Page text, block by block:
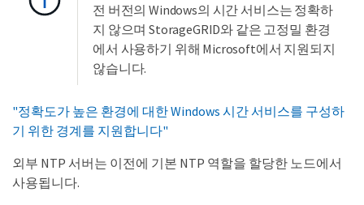
전 버전의 Windows의 시간 서비스는 정확하
지 않으며 StorageGRID와 같은 고정밀 환경
에서 사용하기 위해 Microsoft에서 지원되지
않습니다.
"정확도가 높은 환경에 대한 Windows 시간 서비스를 구성하
기 위한 경계를 지원합니다"
외부 NTP 서버는 이전에 기본 NTP 역할을 할당한 노드에서
사용됩니다.